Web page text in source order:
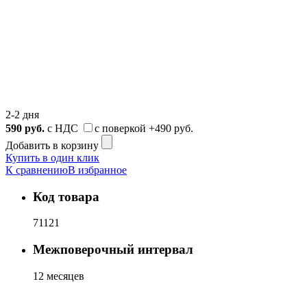
2-2 дня
590 руб. с НДС с поверкой +490 руб.
Добавить в корзину
Купить в один клик
К сравнениюВ избранное
Код товара
71121
Межповерочный интервал
12 месяцев